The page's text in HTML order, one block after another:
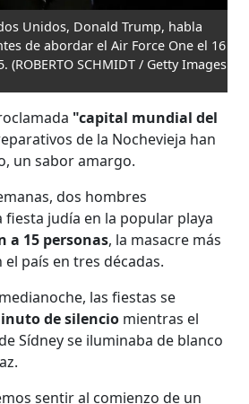
Unidos, Donald Trump, habla
de abordar el Air Force One el 16
(ROBERTO SCHMIDT / Getty Images
"capital mundial del
de la Nochevieja han
un sabor amargo.
dos hombres
judía en la popular playa
a 15 personas, la masacre más
país en tres décadas.
las fiestas se
de silencio mientras el
Sídney se iluminaba de blanco
sentir al comienzo de un